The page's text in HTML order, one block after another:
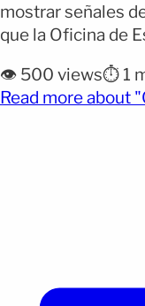
mostrar señales
que la Oficina de
no agrícolas, una
previsiones de
👁️ 500 views⏱️ 1
Read more about